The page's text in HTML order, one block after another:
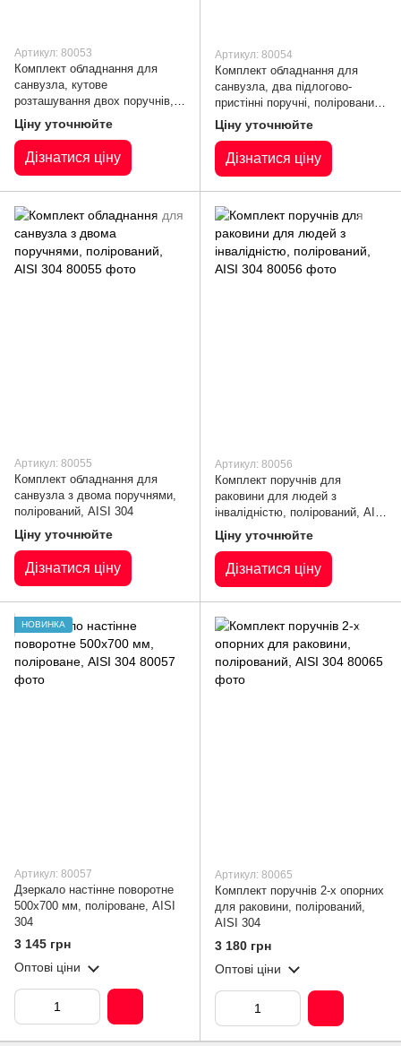
Артикул: 80053
Комплект обладнання для
санвузла, кутове
розташування двох поручнів,
полірований, AISI 304
Ціну уточнюйте
Дізнатися ціну
Артикул: 80054
Комплект обладнання для
санвузла, два підлогово-
пристінні поручні, полірований,
AISI 304
Ціну уточнюйте
Дізнатися ціну
Артикул: 80055
Комплект обладнання для
санвузла з двома поручнями,
полірований, AISI 304
Ціну уточнюйте
Дізнатися ціну
Артикул: 80056
Комплект поручнів для
раковини для людей з
інвалідністю, полірований, AISI
304
Ціну уточнюйте
Дізнатися ціну
НОВИНКА
Артикул: 80057
Дзеркало настінне поворотне
500х700 мм, поліроване, AISI
304
3 145 грн
Оптові ціни
Артикул: 80065
Комплект поручнів 2-х опорних
для раковини, полірований,
AISI 304
3 180 грн
Оптові ціни